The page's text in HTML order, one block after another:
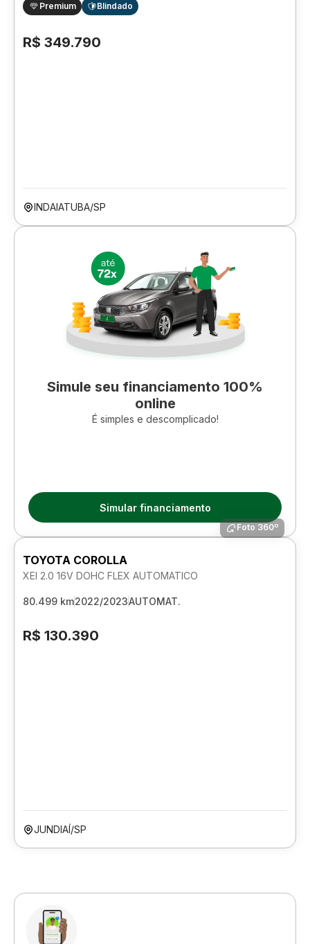
Premium Blindado
R$ 349.790
INDAIATUBA/SP
Simule seu financiamento 100%
online
É simples e descomplicado!
Simular financiamento
Foto 360º
TOYOTA COROLLA
XEI 2.0 16V DOHC FLEX AUTOMATICO
80.499 km2022/2023AUTOMAT.
R$ 130.390
JUNDIAÍ/SP